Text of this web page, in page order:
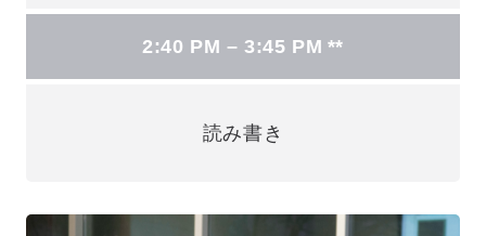
2:40 PM – 3:45 PM **
読み書き